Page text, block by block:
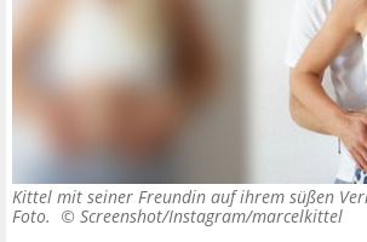
Kittel mit seiner Freundin auf ihrem süßen
Foto. © Screenshot/Instagram/marcelkittel